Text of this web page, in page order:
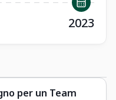
2023
per un Team